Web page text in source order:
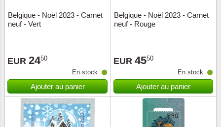
Belgique - Noël 2023 - Carnet
neuf - Vert
EUR 2450
En stock
Ajouter au panier
Belgique - Noël 2023 - Carnet
neuf - Rouge
EUR 4550
En stock
Ajouter au panier